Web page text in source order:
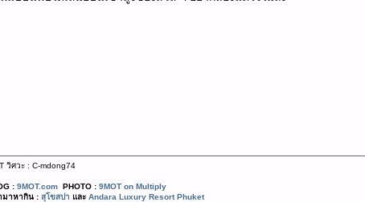
วิศวะ : C-mdong74
: 9MOT.comPHOTO : 9MOT on Multiply
มาหากิน : สุโขสปา และ Andara Luxury Resort Phuket